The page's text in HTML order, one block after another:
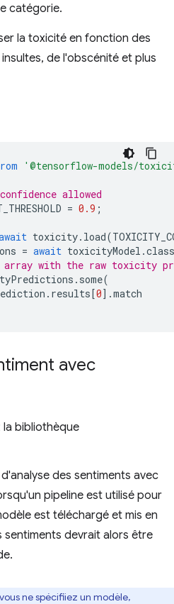
catégorie.
la toxicité en fonction des
de l'obscénité et plus
'@tensorflow-models/
allowed
= 0.9 ;
toxicity. load(
= await toxicityModel .
with the raw toxicity
. some(
. results[0].match
avec
bibliothèque
d'analyse des sentiments avec
pipeline est utilisé pour
est téléchargé et mis en
sentiments devrait alors être
ne spécifiiez un modèle,